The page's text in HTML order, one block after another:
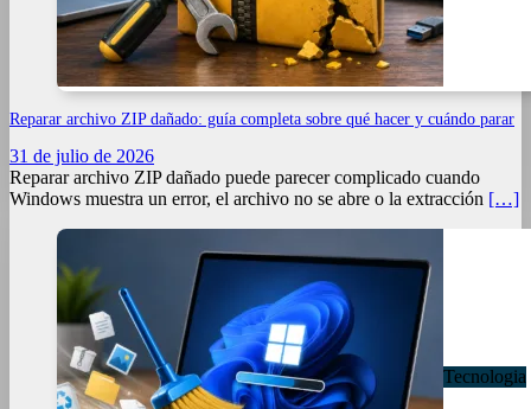
Reparar archivo ZIP dañado: guía completa sobre qué hacer y cuándo parar
31 de julio de 2026
Reparar archivo ZIP dañado puede parecer complicado cuando
Windows muestra un error, el archivo no se abre o la extracción […]
Tecnologia